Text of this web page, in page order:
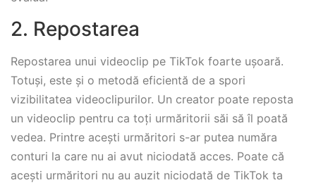
2. Repostarea
Repostarea unui videoclip pe TikTok foarte ușoară.
Totuși, este și o metodă eficientă de a spori
vizibilitatea videoclipurilor. Un creator poate reposta
un videoclip pentru ca toți urmăritorii săi să îl poată
vedea. Printre acești urmăritori s-ar putea număra
conturi la care nu ai avut niciodată acces. Poate că
acești urmăritori nu au auzit niciodată de TikTok ta